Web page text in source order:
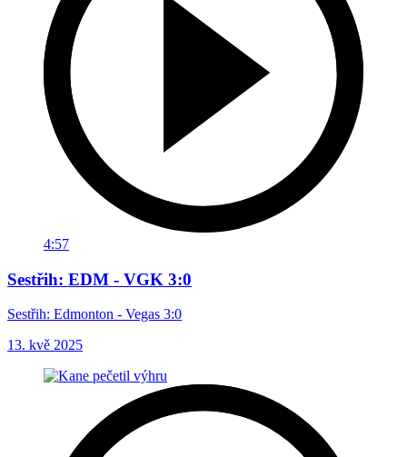
4:57
Sestřih: EDM - VGK 3:0
Sestřih: Edmonton - Vegas 3:0
13. kvě 2025